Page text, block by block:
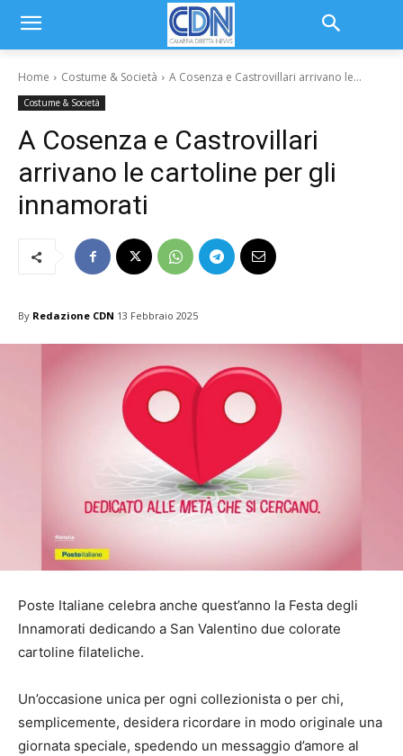
Home Costume & Società A Cosenza e Castrovillari arrivano le...
Costume & Società
A Cosenza e Castrovillari
arrivano le cartoline per gli
innamorati
By Redazione CDN 13 Febbraio 2025
Poste Italiane celebra anche quest’anno la Festa degli
Innamorati dedicando a San Valentino due colorate
cartoline filateliche.
Un’occasione unica per ogni collezionista o per chi,
semplicemente, desidera ricordare in modo originale una
giornata speciale, spedendo un messaggio d’amore al